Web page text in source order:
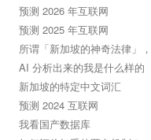
预测 2026 年互联网
预测 2025 年互联网
所谓「新加坡的神奇法律」
AI 分析出来的我是什么样的
新加坡的特定中文词汇
预测 2024 互联网
我看国产数据库